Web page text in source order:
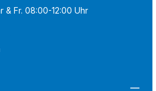
& Fr. 08:00-12:00 Uhr